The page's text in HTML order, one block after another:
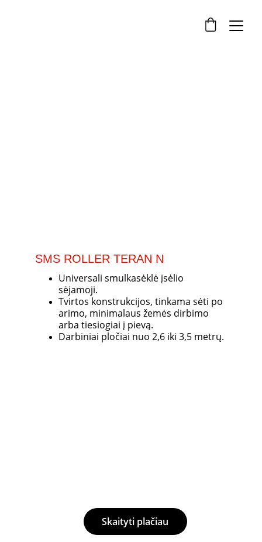
Skaityti plačiau
SMS ROLLER TERAN N
Universali smulkasėklė įsėlio
sėjamoji.
Tvirtos konstrukcijos, tinkama sėti po
arimo, minimalaus žemės dirbimo
arba tiesiogiai į pievą.
Darbiniai pločiai nuo 2,6 iki 3,5 metrų.